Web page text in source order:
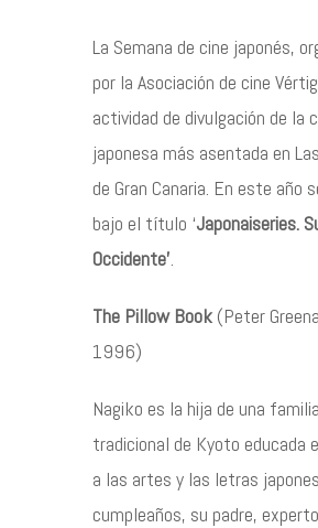
La Semana de cine japonés,
por la Asociación de cine
actividad de divulgación de la
japonesa más asentada en
de Gran Canaria. En este año
bajo el título ‘Japonaiseries.
Occidente’.
The Pillow Book (Peter
1996)
Nagiko es la hija de una familia
tradicional de Kyoto educada
a las artes y las letras
cumpleaños, su padre,
©2026 COPYRIGHT FLOTHEMES